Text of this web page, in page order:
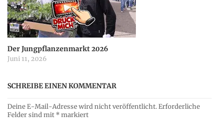
Der Jungpflanzenmarkt 2026
Juni 11, 2026
SCHREIBE EINEN KOMMENTAR
Deine E-Mail-Adresse wird nicht veröffentlicht.Erforderliche
Felder sind mit * markiert